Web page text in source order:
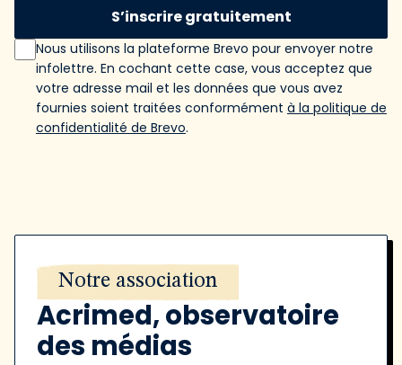
S’inscrire gratuitement
Nous utilisons la plateforme Brevo pour envoyer notre
infolettre. En cochant cette case, vous acceptez que
votre adresse mail et les données que vous avez
fournies soient traitées conformément à la politique de
confidentialité de Brevo.
Notre association
Acrimed, observatoire
des médias